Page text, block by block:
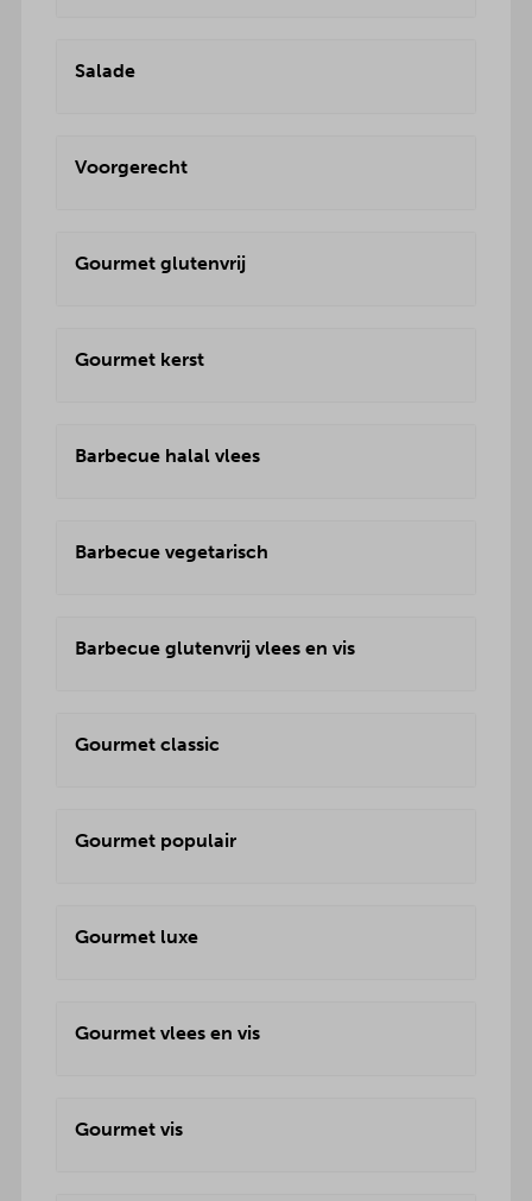
Salade
Voorgerecht
Gourmet glutenvrij
Gourmet kerst
Barbecue halal vlees
Barbecue vegetarisch
Barbecue glutenvrij vlees en vis
Gourmet classic
Gourmet populair
Gourmet luxe
Gourmet vlees en vis
Gourmet vis